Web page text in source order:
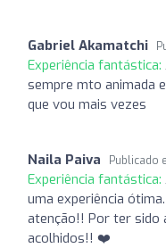
Gabriel Akamatchi
Experiência fantástica:
sempre mto animada
que vou mais vezes
Naila Paiva Publicado
Experiência fantástica:
uma experiência
atenção!! Por ter sido
acolhidos!! ❤️